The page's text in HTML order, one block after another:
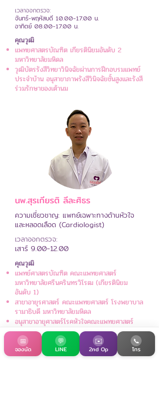
เวลาออกตรวจ:
จันทร์-พฤหัสบดี 10.00-17.00 น.
อาทิตย์ 08.00-17.00 น.
คุณวุฒิ
แพทยศาสตรบัณฑิต เกียรตินิยมอันดับ 2
มหาวิทยาลัยมหิดล
วุฒิบัตรรังสีวิทยาวินิจฉัยผ่านการฝึกอบรมแพทย์
ประจำบ้าน อนุสาขาภาพรังสีวินิจฉัยชั้นสูงและรังสี
ร่วมรักษาของเต้านม
นพ.สุรเกียรติ ลีละศิธร
ความเชี่ยวชาญ: แพทย์เฉพาะทางด้านหัวใจ
และหลอดเลือด (Cardiologist)
เวลาออกตรวจ:
เสาร์ 9.00-12.00
คุณวุฒิ
แพทย์ศาสตรบัณฑิต คณะแพทยศาสตร์
มหาวิทยาลัยศรีนครินทรวิโรฒ (เกียรตินิยม
อันดับ 1)
สาขาอายุรศาสตร์ คณะแพทยศาสตร์ โรงพยาบาล
รามาธิบดี มหาวิทยาลัยมหิดล
​อนุสาขาอายุศาสตร์โรคหัวใจคณะแพทยศาสตร์
โรงพยาบาลรามาธิบดี มหาวิทยาลัยมหิดล
นัดตรวจกับแพทย์ของเรา
📅
จองนัด
💬
LINE
✉️
2nd Op
📞
โทร